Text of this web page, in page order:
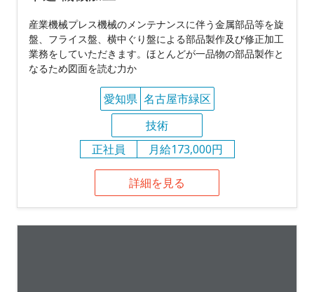
産業機械プレス機械のメンテナンスに伴う金属部品等を旋
盤、フライス盤、横中ぐり盤による部品製作及び修正加工
業務をしていただきます。ほとんどが一品物の部品製作と
なるため図面を読む力か
愛知県 名古屋市緑区
技術
正社員
月給173,000円
詳細を見る